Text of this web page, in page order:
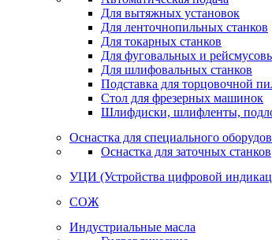
Для вытяжных установок
Для ленточнопильных станков
Для токарных станков
Для фуговальных и
Для шлифовальных станков
Подставка для торцовочной
Стол для фрезерных машинок
Шлифдиски, шлифленты,
Оснастка для специального
Оснастка для заточных станков
УЦИ (Устройства цифровой
СОЖ
Индустриальные масла